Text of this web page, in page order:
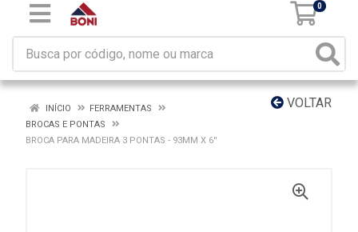
0
VOLTAR
INÍCIO
FERRAMENTAS
BROCAS E PONTAS
BROCA PARA MADEIRA 3 PONTAS - 93MM X 6''